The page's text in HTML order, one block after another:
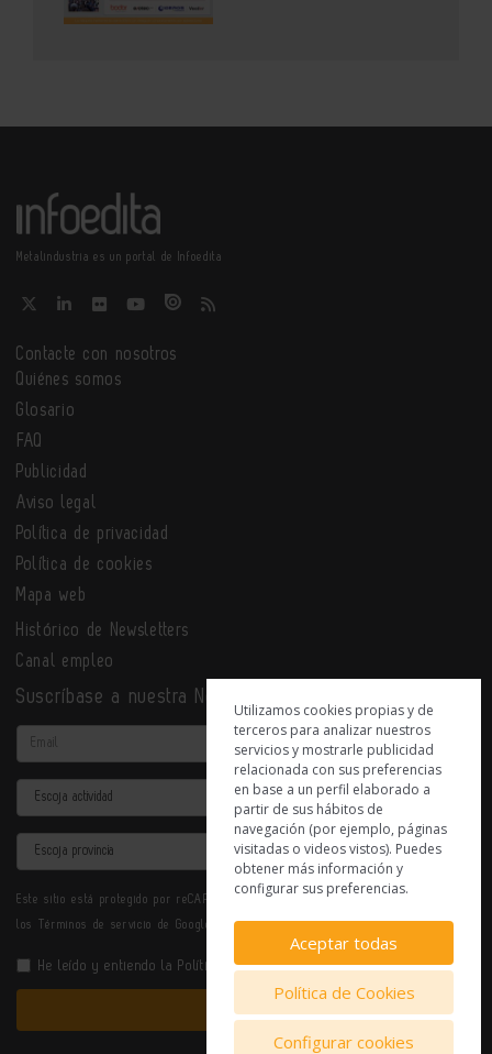
Metalindustria es un portal de Infoedita
Contacte con nosotros
Quiénes somos
Glosario
FAQ
Publicidad
Aviso legal
Política de privacidad
Política de cookies
Mapa web
Histórico de Newsletters
Canal empleo
Suscríbase a nuestra Newsletter
Email
Actividad
Provincia
Este sitio está protegido por reCAPTCHA y se aplican la
los Términos de servicio de Google.
He leído y entiendo la Política de Privacidad
Enviar
Utilizamos cookies propias y de
terceros para analizar nuestros
servicios y mostrarle publicidad
relacionada con sus preferencias
en base a un perfil elaborado a
partir de sus hábitos de
navegación (por ejemplo, páginas
visitadas o videos vistos). Puedes
obtener más información y
configurar sus preferencias.
Aceptar todas
Política de Cookies
Configurar cookies